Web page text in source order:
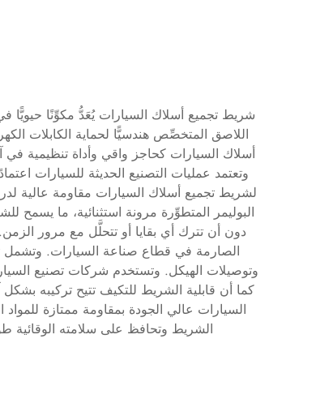
شريط تجميع أسلاك السيارات يُعَدُّ مكوِّنًا حيويًّا
اللاصق المتخصِّص هندسيًّا لحماية الكابلات
أسلاك السيارات كحاجز واقي وأداة تنظيمية في
وتعتمد عمليات التصنيع الحديثة للسيارات
لشريط تجميع أسلاك السيارات مقاومة عالية
البوليمر المتطوِّرة مرونة استثنائية، ما
دون أن تترك أي بقايا أو تتحلَّل مع مرور
الصارمة في قطاع صناعة السيارات. وتشمل
وتوصيلات الهيكل. وتستخدم شركات تصنيع
كما أن قابلية الشريط للتكيف تتيح تركيبه
السيارات عالي الجودة بمقاومة ممتازة
الشريط وتحافظ على سلامته الوقائية